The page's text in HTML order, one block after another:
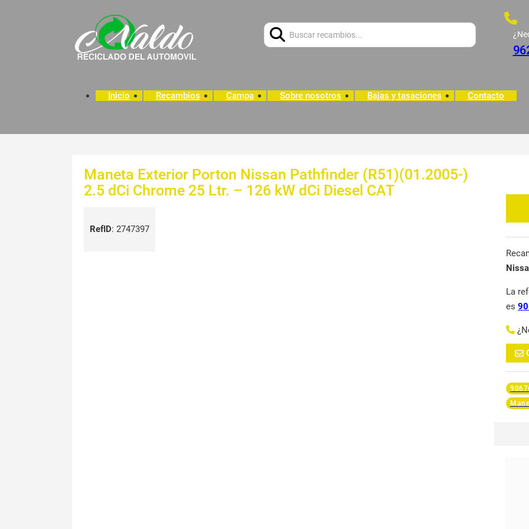
Inicio Recambios Campa Sobre nosotros Bajas y tasaciones Contacto
Maneta Exterior Porton Nissan Pathfinder (R51)(01.2005-)
2.5 dCi Chrome 25 Ltr. – 126 kW dCi Diesel CAT
RefID: 2747397
La
es